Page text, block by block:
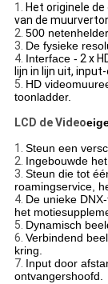
1. Het originele
van de
2. 500
3. De fysieke
4. Interface - 2 x
lijn in lijn uit,
5. HD
toonladder.
LCD de Video
1. Steun een
2. Ingebouwde
3. Steun die tot
roamingservice,
4. De unieke
het
5. Dynamisch
6. Verbindend
kring.
7. Input door
ontvangershoofd.